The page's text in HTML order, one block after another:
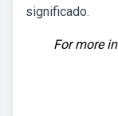
significado.
For more